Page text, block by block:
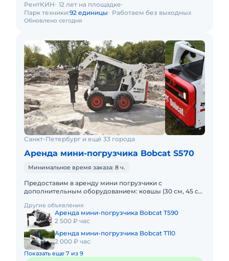
Обновлено сегодня
РентКИН 12 лет на площадке
Парк техники:92 единицы Работаем без выходных
Санкт-Петербург и ещё 33 города
Аренда мини-погрузчика Bobcat S570
Минимальное время заказа: 8 ч.
Предоставим в аренду мини погрузчики с
дополнительным оборудованием: ковшы (30 см, 45 см,
Минимальный заказ спецт
Другие объявления
Аренда мини-погрузчика Bobcat T590
2 500 ₽ час
Аренда мини-погрузчика Bobcat T110
2 000 ₽ час
Показать еще 7 из 9